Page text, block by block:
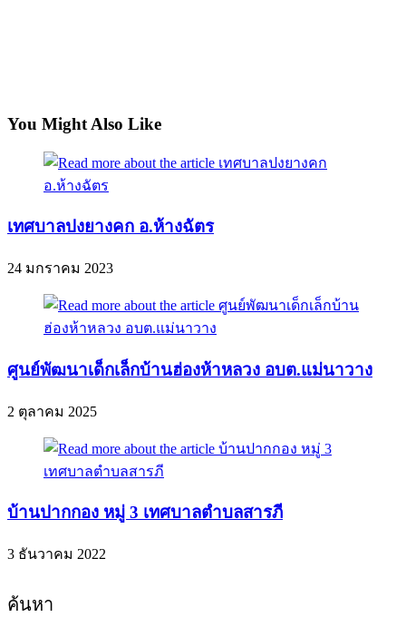
You Might Also Like
เทศบาลปงยางคก อ.ห้างฉัตร
24 มกราคม 2023
ศูนย์พัฒนาเด็กเล็กบ้านฮ่องห้าหลวง อบต.แม่นาวาง
2 ตุลาคม 2025
บ้านปากกอง หมู่ 3 เทศบาลตำบลสารภี
3 ธันวาคม 2022
ค้นหา